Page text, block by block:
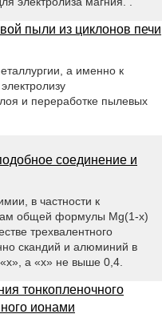
пыли из циклонов печи
а именно к
и переработке пылевых
соединение и
в частности к
общей формулы Mg(1-x)
трехвалентного
скандий и алюминий в
а «х» не выше 0,4.
тонкопленочного
ионами